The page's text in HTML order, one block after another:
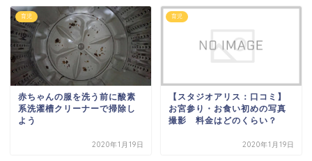
育児
赤ちゃんの服を洗う前に酸素
系洗濯槽クリーナーで掃除し
よう
2020年1月19日
育児
【スタジオアリス：口コミ】
お宮参り・お食い初めの写真
撮影 料金はどのくらい？
2020年1月19日